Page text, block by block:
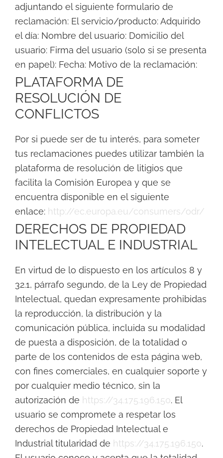
adjuntando el siguiente formulario de
reclamación: El servicio/producto: Adquirido
el día: Nombre del usuario: Domicilio del
usuario: Firma del usuario (solo si se presenta
en papel): Fecha: Motivo de la reclamación:
PLATAFORMA DE
RESOLUCIÓN DE
CONFLICTOS
Por si puede ser de tu interés, para someter
tus reclamaciones puedes utilizar también la
plataforma de resolución de litigios que
facilita la Comisión Europea y que se
encuentra disponible en el siguiente
enlace: http://ec.europa.eu/consumers/odr/
DERECHOS DE PROPIEDAD
INTELECTUAL E INDUSTRIAL
En virtud de lo dispuesto en los artículos 8 y
32.1, párrafo segundo, de la Ley de Propiedad
Intelectual, quedan expresamente prohibidas
la reproducción, la distribución y la
comunicación pública, incluida su modalidad
de puesta a disposición, de la totalidad o
parte de los contenidos de esta página web,
con fines comerciales, en cualquier soporte y
por cualquier medio técnico, sin la
autorización de https://34.175.196.150. El
usuario se compromete a respetar los
derechos de Propiedad Intelectual e
Industrial titularidad de https://34.175.196.150.